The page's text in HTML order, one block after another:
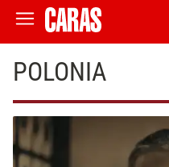
POLONIA